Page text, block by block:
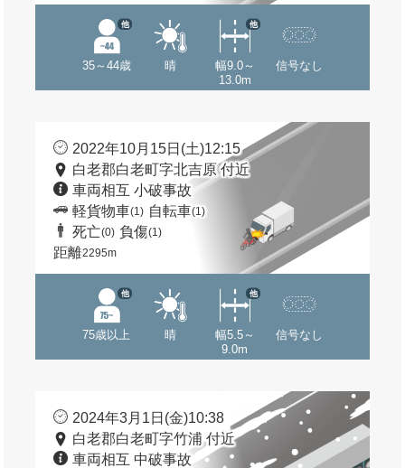
35～44歳
他
晴
幅9.0～
13.0m
他
信号なし
2022年10月15日(土)12:15
白老郡白老町字北吉原 付近
車両相互 小破事故
軽貨物車(1) 自転車(1)
死亡(0) 負傷(1)
距離2295m
75歳以上
他
晴
幅5.5～
9.0m
他
信号なし
2024年3月1日(金)10:38
白老郡白老町字竹浦 付近
車両相互 中破事故